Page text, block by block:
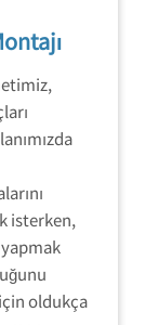
isterken,
oldukça